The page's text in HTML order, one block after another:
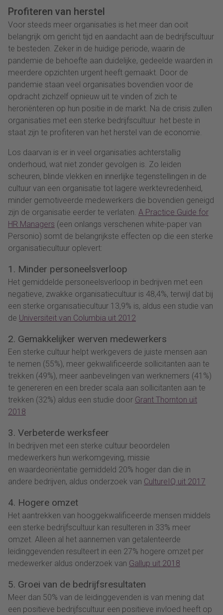
Profiteren van herstel
Voor steeds meer organisaties is het meer dan ooit
belangrijk om gericht tijd en aandacht aan de bedrijfscultuur
te besteden. Zeker in de huidige periode, waarin de
pandemie de behoefte aan duidelijke, gedeelde waarden in
meerdere opzichten urgent heeft gemaakt. Door de
pandemie staan veel organisaties bovendien voor de
opdracht zichzelf opnieuw uit te vinden of zich te
heroriënteren op hun positie in de markt. Na de crisis zullen
organisaties met een sterke bedrijfscultuur het beste in
staat zijn te profiteren van het herstel van de economie.
Los daarvan is er in veel organisaties achterstallig
onderhoud, wat niet zonder gevolgen is. Zo leiden
scheuren, blinde vlekken en innerlijke tegenstellingen in de
cultuur van een organisatie tot lagere werktevredenheid,
minder gemotiveerde medewerkers die bovendien geneigd
zijn de organisatie eerder te verlaten. A Practice Guide for
HR Managers (een onlangs verschenen white-paper van
Personio) somt de belangrijkste effecten op die een sterke
organisatiecultuur oplevert:
1. Minder personeelsverloop
Het gemiddelde personeelsverloop in bedrijven met een
negatieve, zwakke organisatiecultuur is 48,4%, terwijl dat bij
een sterke organisatiecultuur 13,9% is, aldus een studie van
de Universiteit van Columbia uit 2012
2. Gemakkelijker werven medewerkers
Een sterke cultuur helpt werkgevers de juiste mensen aan
te nemen (55%), meer gekwalificeerde sollicitanten aan te
trekken (49%), meer aanbevelingen van werknemers (41%)
te genereren en een breder scala aan sollicitanten aan te
trekken (32%) aldus een studie door Grant Thornton uit
2018
3. Verbeterde werksfeer
In bedrijven met een sterke cultuur beoordelen
medewerkers hun werkomgeving, missie
en waardeoriëntatie gemiddeld 20% hoger dan die in
andere bedrijven, aldus onderzoek van CultureIQ uit 2017
4. Hogere omzet
Het aantrekken van hooggekwalificeerde mensen middels
een sterke bedrijfscultuur kan resulteren in 33% meer
omzet. Alleen al het aannemen van getalenteerde
leidinggevenden resulteert in een 27% hogere omzet per
medewerker aldus onderzoek van Gallup uit 2018
5. Groei van de bedrijfsresultaten
Meer dan 50% van de leidinggevenden is van mening dat
een positieve bedrijfscultuur een positieve invloed heeft op